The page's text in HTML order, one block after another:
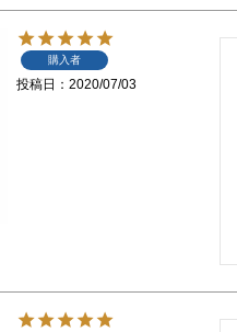
購入者
投稿日 2020/07/03